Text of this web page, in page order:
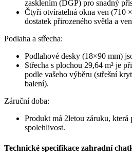
zasklením (DGP) pro snadný
Čtyři otvíratelná okna ven (710
dostatek přirozeného světla a
Podlaha a střecha:
Podlahové desky (18×90 mm)
Střecha s plochou 29,64 m² je
podle vašeho výběru (střešní
balení).
Záruční doba:
Produkt má 2letou záruku,
spolehlivost.
Technické specifikace zahradní